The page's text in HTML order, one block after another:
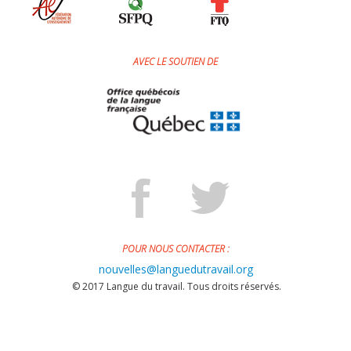
Jeux et outils terminolinguistiques
Matériel à télécharger
AVEC LE SOUTIEN DE
POUR NOUS CONTACTER :
nouvelles@languedutravail.org
© 2017 Langue du travail. Tous droits réservés.